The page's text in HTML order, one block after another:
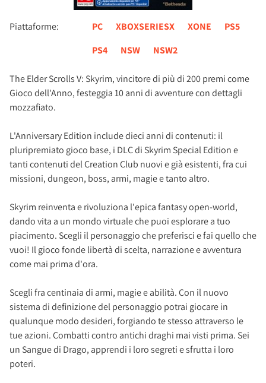
Piattaforme: PC XBOXSERIESX XONE
PS5
PS4
NSW NSW2
The Elder Scrolls V: Skyrim, vincitore di più di 200 premi come
Gioco dell'Anno, festeggia 10 anni di avventure con dettagli
mozzafiato.
L'Anniversary Edition include dieci anni di contenuti: il
pluripremiato gioco base, i DLC di Skyrim Special Edition e
tanti contenuti del Creation Club nuovi e già esistenti, fra cui
missioni, dungeon, boss, armi, magie e tanto altro.
Skyrim reinventa e rivoluziona l'epica fantasy open-world,
dando vita a un mondo virtuale che puoi esplorare a tuo
piacimento. Scegli il personaggio che preferisci e fai quello che
vuoi! Il gioco fonde libertà di scelta, narrazione e avventura
come mai prima d'ora.
Scegli fra centinaia di armi, magie e abilità. Con il nuovo
sistema di definizione del personaggio potrai giocare in
qualunque modo desideri, forgiando te stesso attraverso le
tue azioni. Combatti contro antichi draghi mai visti prima. Sei
un Sangue di Drago, apprendi i loro segreti e sfrutta i loro
poteri.